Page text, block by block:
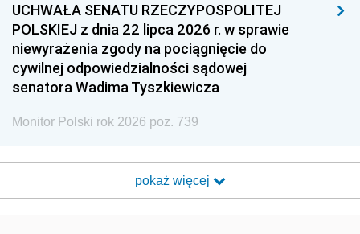
UCHWAŁA SENATU RZECZYPOSPOLITEJ
POLSKIEJ z dnia 22 lipca 2026 r. w sprawie
niewyrażenia zgody na pociągnięcie do
cywilnej odpowiedzialności sądowej
senatora Wadima Tyszkiewicza
Monitor Polski rok 2026 poz. 739
pokaż więcej